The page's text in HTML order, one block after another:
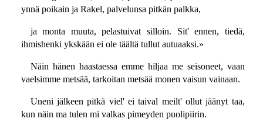
ynnä poikain ja Rakel, palvelunsa pitkän palkka,
ja monta muuta, pelastuivat silloin. Sit' ennen, tiedä,
ihmishenki ykskään ei ole täältä tullut autuaaksi.»
Näin hänen haastaessa emme hiljaa me seisoneet, vaan
vaelsimme metsää, tarkoitan metsää monen vaisun vainaan.
Uneni jälkeen pitkä viel' ei taival meilt' ollut jäänyt taa,
kun näin ma tulen mi valkas pimeyden puolipiirin.